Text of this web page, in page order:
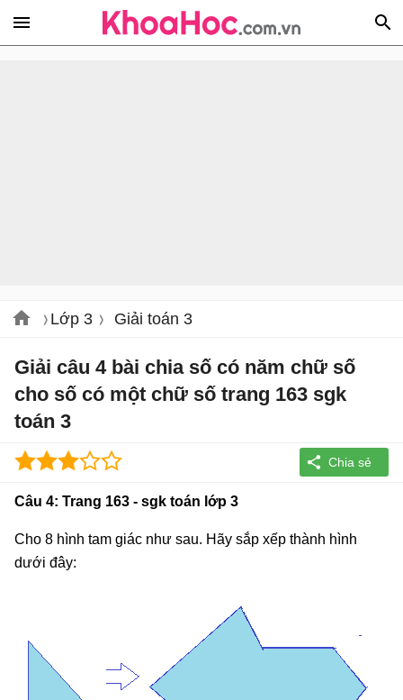
Lớp 3 Giải toán 3
Giải câu 4 bài chia số có năm chữ số
cho số có một chữ số trang 163 sgk
toán 3
Câu 4: Trang 163 - sgk toán lớp 3
Cho 8 hình tam giác như sau. Hãy sắp xếp thành hình
dưới đây: